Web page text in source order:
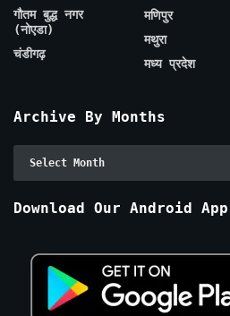
गौतम बुद्ध नगर
(नोएडा)
चंडीगढ़
मणिपुर
मथुरा
मध्य प्रदेश
Archive By Months
Archive
Download Our Android App